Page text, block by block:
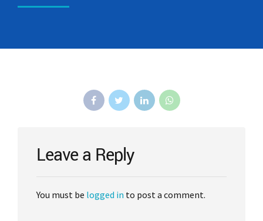
Leave a Reply
You must be logged in to post a comment.